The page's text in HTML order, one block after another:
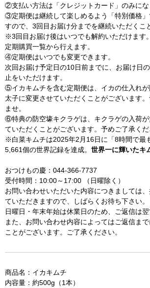
ト
の
数
量
を
減
ら
す
ト
の
数
量
を
増
す
②支払い方法は「クレジットカード」のみにな
③定期便は継続して楽しめるよう「特別価格」
すので、3回目お届け分までを継続いただくこ
※3回目お届け後はいつでも解約いただけます
定期購買一覧から行えます。
④定期便はいつでも変更できます。
次回お届け予定日の10日前までに、お届け日
止をいただけます。
⑤イカキムチを含む定期便は、イカの仕入れ
太子に変更させていただくことがございます
ませ。
⑥特典の防空壕キクラゲは、キクラゲの入荷
ていただくことがございます。予めご了承くだ
※白菜キムチは2025年2月16日に「8時間で最
5,661個の世界記録を達成。 世界一に輝いたキ
おつけもの慶：044-366-7737
受付時間：10:00～17:00 （日曜除く）
お問い合わせいただいた内容につきましては
ていただきますので、しばらくお待ち下さい。
日曜日・年末年始は休業日のため、ご返信は翌
また、お問い合わせ内容によってはご返信ま
ことがございます。ご了承ください。
商品名：イカキムチ
内容量：約500g（1本）